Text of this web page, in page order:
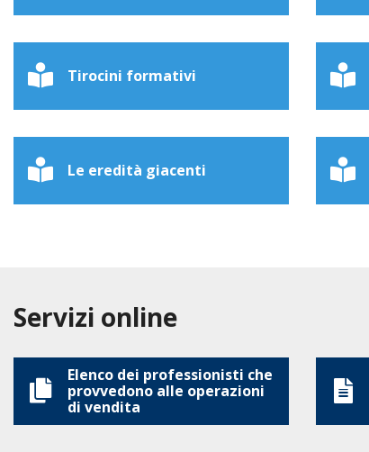
Tirocini formativi
Le eredità giacenti
Servizi online
Elenco dei professionisti che
provvedono alle operazioni
di vendita